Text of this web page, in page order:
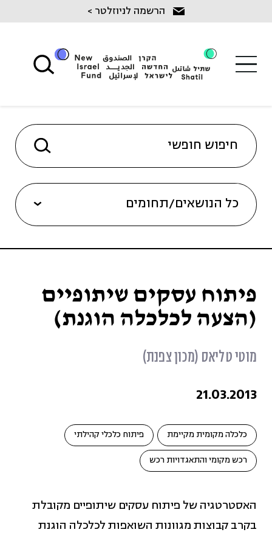
content
הרשמה לניוזלטר >
כל הנושאים/תחומים
שיקום מכליל בנגב (8)
גזענות (11)
גיוון והכלה בארגונים (34)
דיגיטל, תוכן וסושיאל (3)
חברה משותפת (5)
כלכלה מקומית מקיימת (58)
פיתוח עסקים שיתופיים
(הצעה לכלכלה הוגנת)
מוטי טליאס (מכון צפנת)
21.03.2013
כלכלה מקומית מקיימת פיתוח כלכלי קהילתי
רכש מקומי והתאגדויות רכש
האסטרטגיה של פיתוח עסקים שיתופיים מקובלת
בקרב קבוצות מגוונות השואפות לכלכלה הוגנת